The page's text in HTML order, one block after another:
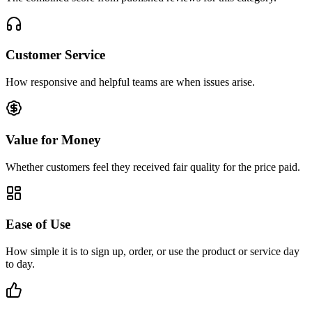
Customer Service
How responsive and helpful teams are when issues arise.
Value for Money
Whether customers feel they received fair quality for the price paid.
Ease of Use
How simple it is to sign up, order, or use the product or service day
to day.